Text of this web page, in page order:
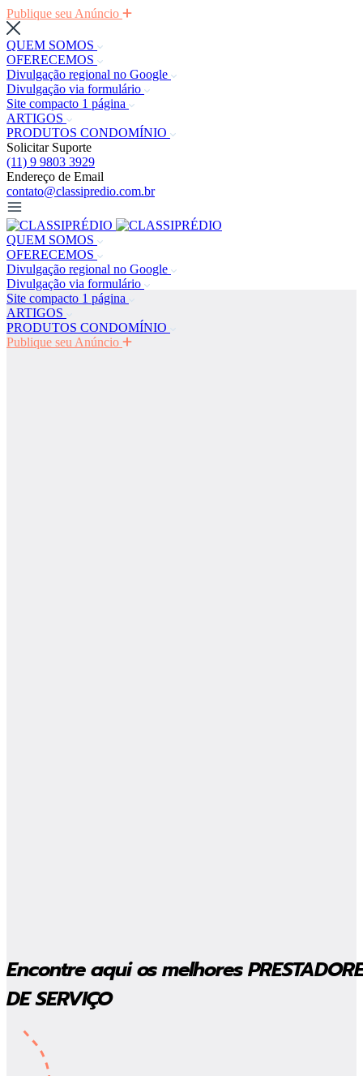
Publique seu Anúncio
QUEM SOMOS
OFERECEMOS
Divulgação regional no Google
Divulgação via formulário
Site compacto 1 página
ARTIGOS
PRODUTOS CONDOMÍNIO
Solicitar Suporte
(11) 9 9803 3929
Endereço de Email
contato@classipredio.com.br
QUEM SOMOS
OFERECEMOS
Divulgação regional no Google
Divulgação via formulário
Site compacto 1 página
ARTIGOS
PRODUTOS CONDOMÍNIO
Publique seu Anúncio
Encontre aqui os melhores
DE SERVIÇO